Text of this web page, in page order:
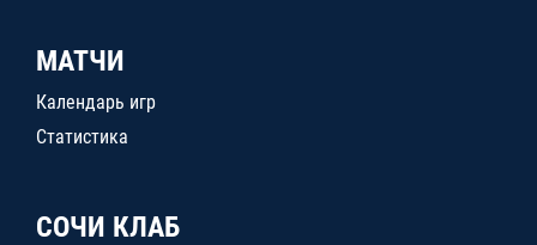
МАТЧИ
Календарь игр
Статистика
СОЧИ КЛАБ